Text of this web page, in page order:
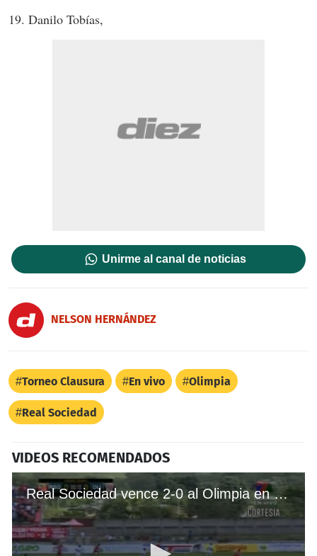
19. Danilo Tobías,
Unirme al canal de noticias
NELSON HERNÁNDEZ
Torneo Clausura En vivo Olimpia
Real Sociedad
VIDEOS RECOMENDADOS
Real Sociedad vence 2-0 al Olimpia en Tocoa